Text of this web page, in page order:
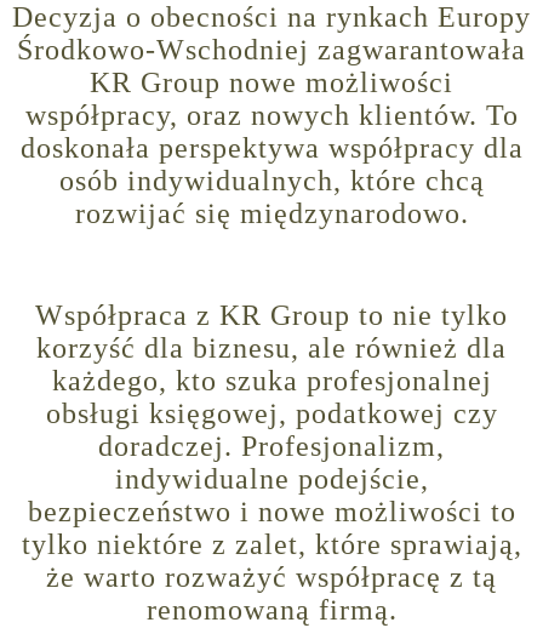
Decyzja o obecności na rynkach Europy
Środkowo-Wschodniej zagwarantowała
KR Group nowe możliwości
współpracy, oraz nowych klientów. To
doskonała perspektywa współpracy dla
osób indywidualnych, które chcą
rozwijać się międzynarodowo.
Współpraca z KR Group to nie tylko
korzyść dla biznesu, ale również dla
każdego, kto szuka profesjonalnej
obsługi księgowej, podatkowej czy
doradczej. Profesjonalizm,
indywidualne podejście,
bezpieczeństwo i nowe możliwości to
tylko niektóre z zalet, które sprawiają,
że warto rozważyć współpracę z tą
renomowaną firmą.